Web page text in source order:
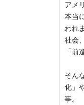
アメ
本当
われ
社会
「前
そん
化」
事。